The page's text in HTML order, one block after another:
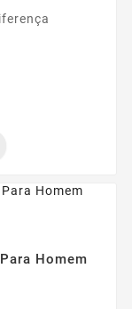
Homem